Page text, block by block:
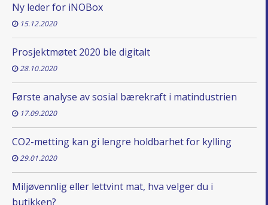
Ny leder for iNOBox
15.12.2020
Prosjektmøtet 2020 ble digitalt
28.10.2020
Første analyse av sosial bærekraft i matindustrien
17.09.2020
CO2-metting kan gi lengre holdbarhet for kylling
29.01.2020
Miljøvennlig eller lettvint mat, hva velger du i
butikken?